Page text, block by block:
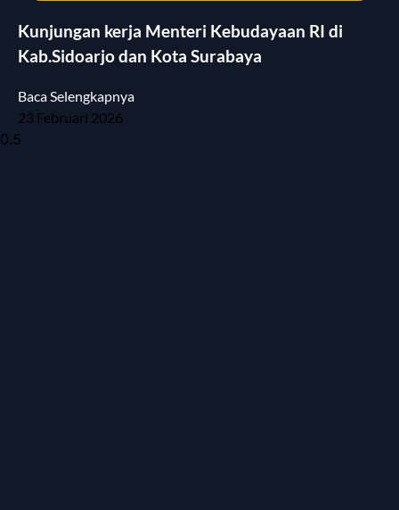
Kunjungan kerja Menteri Kebudayaan RI di
Kab.Sidoarjo dan Kota Surabaya
Baca Selengkapnya
23 Februari 2026